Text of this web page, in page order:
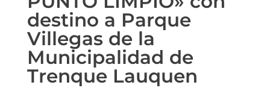
destino a Parque
Villegas de la
Municipalidad de
Trenque Lauquen